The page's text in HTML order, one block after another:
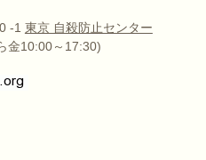
-1 東京 自殺防止センター
金10:00～17:30)